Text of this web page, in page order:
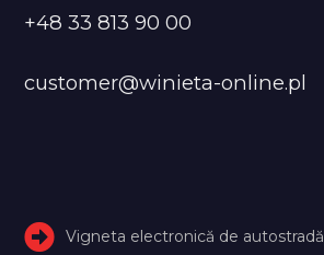
+48 33 813 90 00
customer@winieta-online.pl
Vigneta electronică de autostradă